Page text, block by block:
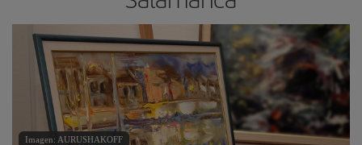
Imagen: AURUSHAKOFF